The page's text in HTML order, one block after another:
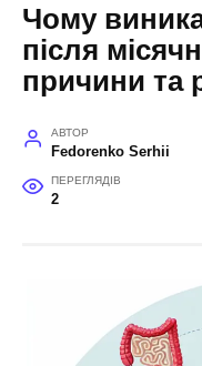
Чому
після
причини та
АВТОР
Fedorenko Serhii
ПЕРЕГЛЯДІВ
2